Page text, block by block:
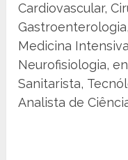
Cardiovascular,
Medicina
Neurofisiologia,
Sanitarista,
Analista de